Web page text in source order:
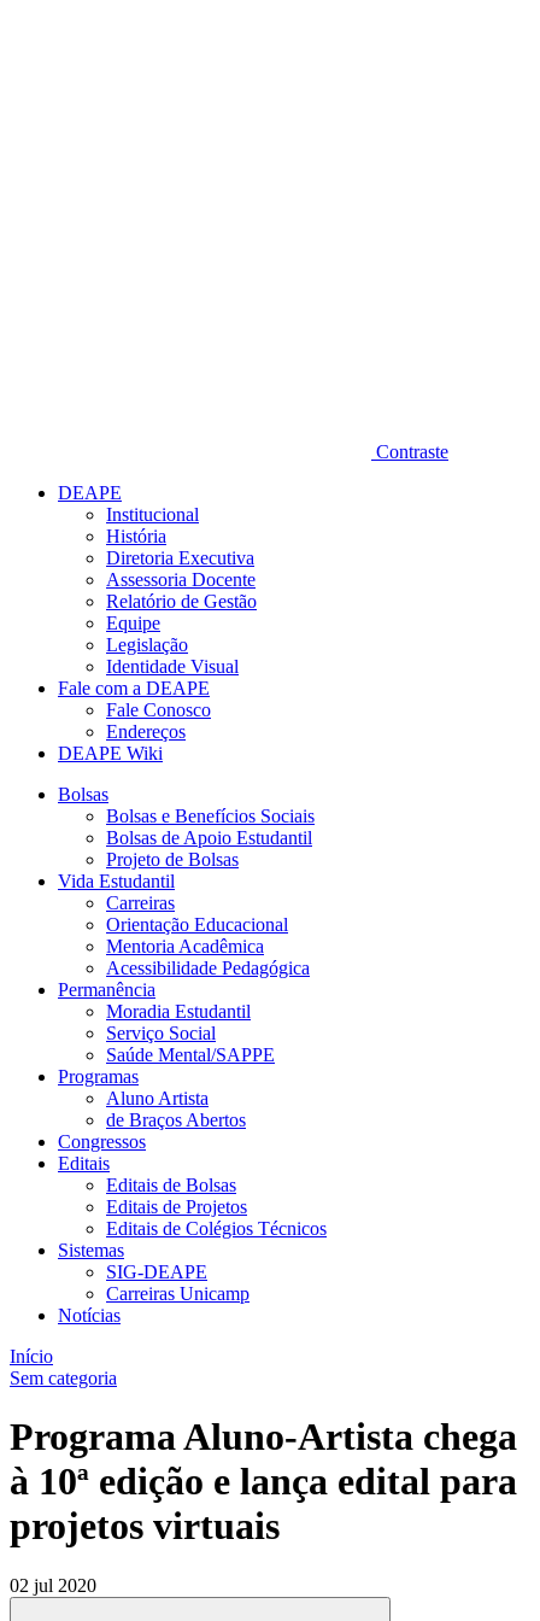
Contraste
DEAPE
Institucional
História
Diretoria Executiva
Assessoria Docente
Relatório de Gestão
Equipe
Legislação
Identidade Visual
Fale com a DEAPE
Fale Conosco
Endereços
DEAPE Wiki
Bolsas
Bolsas e Benefícios Sociais
Bolsas de Apoio Estudantil
Projeto de Bolsas
Vida Estudantil
Carreiras
Orientação Educacional
Mentoria Acadêmica
Acessibilidade Pedagógica
Permanência
Moradia Estudantil
Serviço Social
Saúde Mental/SAPPE
Programas
Aluno Artista
de Braços Abertos
Congressos
Editais
Editais de Bolsas
Editais de Projetos
Editais de Colégios Técnicos
Sistemas
SIG-DEAPE
Carreiras Unicamp
Notícias
Início
Sem categoria
Programa Aluno-Artista chega
à 10ª edição e lança edital para
projetos virtuais
02 jul 2020